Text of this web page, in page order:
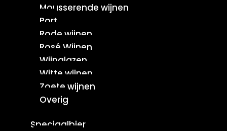
Mousserende wijnen
Port
Rode wijnen
Rosé Wijnen
Wijnglazen
Witte wijnen
Zoete wijnen
Overig
Speciaalbier